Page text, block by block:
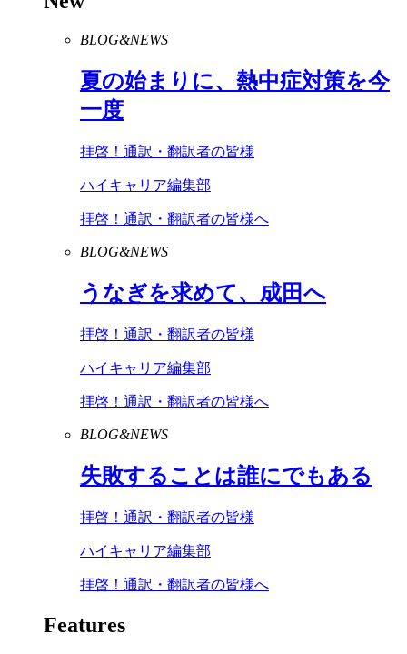
BLOG&NEWS
夏の始まりに、熱中症対策を今
一度
拝啓！通訳・翻訳者の皆様
ハイキャリア編集部
拝啓！通訳・翻訳者の皆様へ
BLOG&NEWS
うなぎを求めて、成田へ
拝啓！通訳・翻訳者の皆様
ハイキャリア編集部
拝啓！通訳・翻訳者の皆様へ
BLOG&NEWS
失敗することは誰にでもある
拝啓！通訳・翻訳者の皆様
ハイキャリア編集部
拝啓！通訳・翻訳者の皆様へ
Features